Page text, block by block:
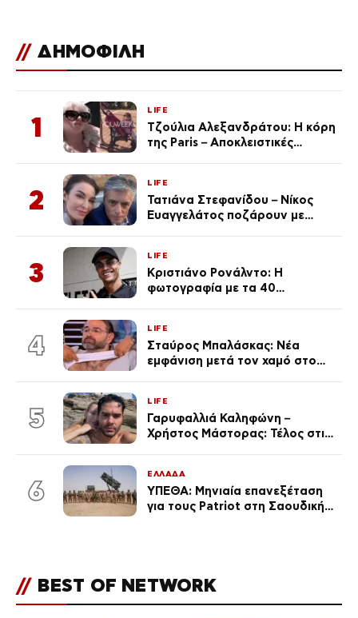
// ΔΗΜΟΦΙΛΗ
1
LIFE
Τζούλια Αλεξανδράτου: Η κόρη
της Paris – Αποκλειστικές
2
LIFE
Τατιάνα Στεφανίδου – Νίκος
Ευαγγελάτος ποζάρουν με
3
LIFE
Κριστιάνο Ρονάλντο: Η
φωτογραφία με τα 40
εκ. likes
4
LIFE
Σταύρος Μπαλάσκας: Νέα
εμφάνιση μετά τον χαμό στο
5
LIFE
Γαρυφαλλιά Καληφώνη –
Χρήστος Μάστορας: Τέλος στις
6
ΕΛΛΑΔΑ
ΥΠΕΘΑ: Μηνιαία επανεξέταση
για τους Patriot στη Σαουδική
// BEST OF NETWORK